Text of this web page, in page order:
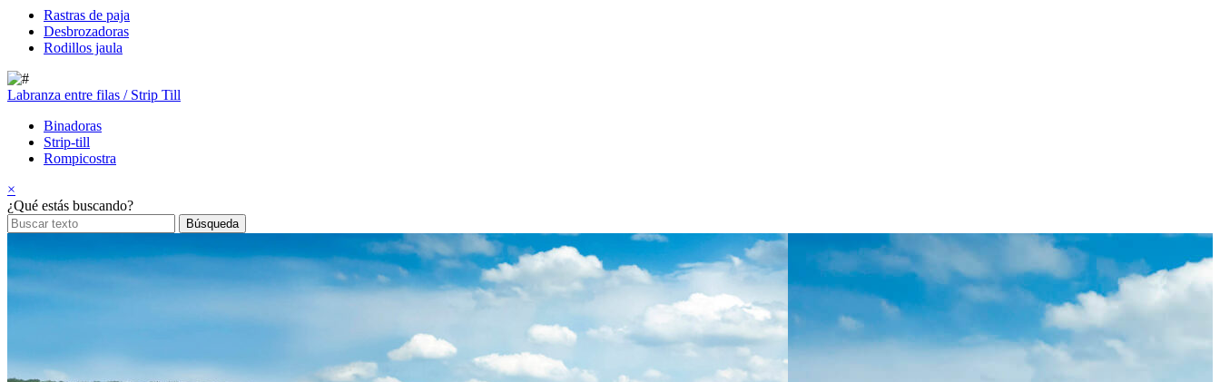
Rastras de paja
Desbrozadoras
Rodillos jaula
Labranza entre filas / Strip Till
Binadoras
Strip-till
Rompicostra
×
¿Qué estás buscando?